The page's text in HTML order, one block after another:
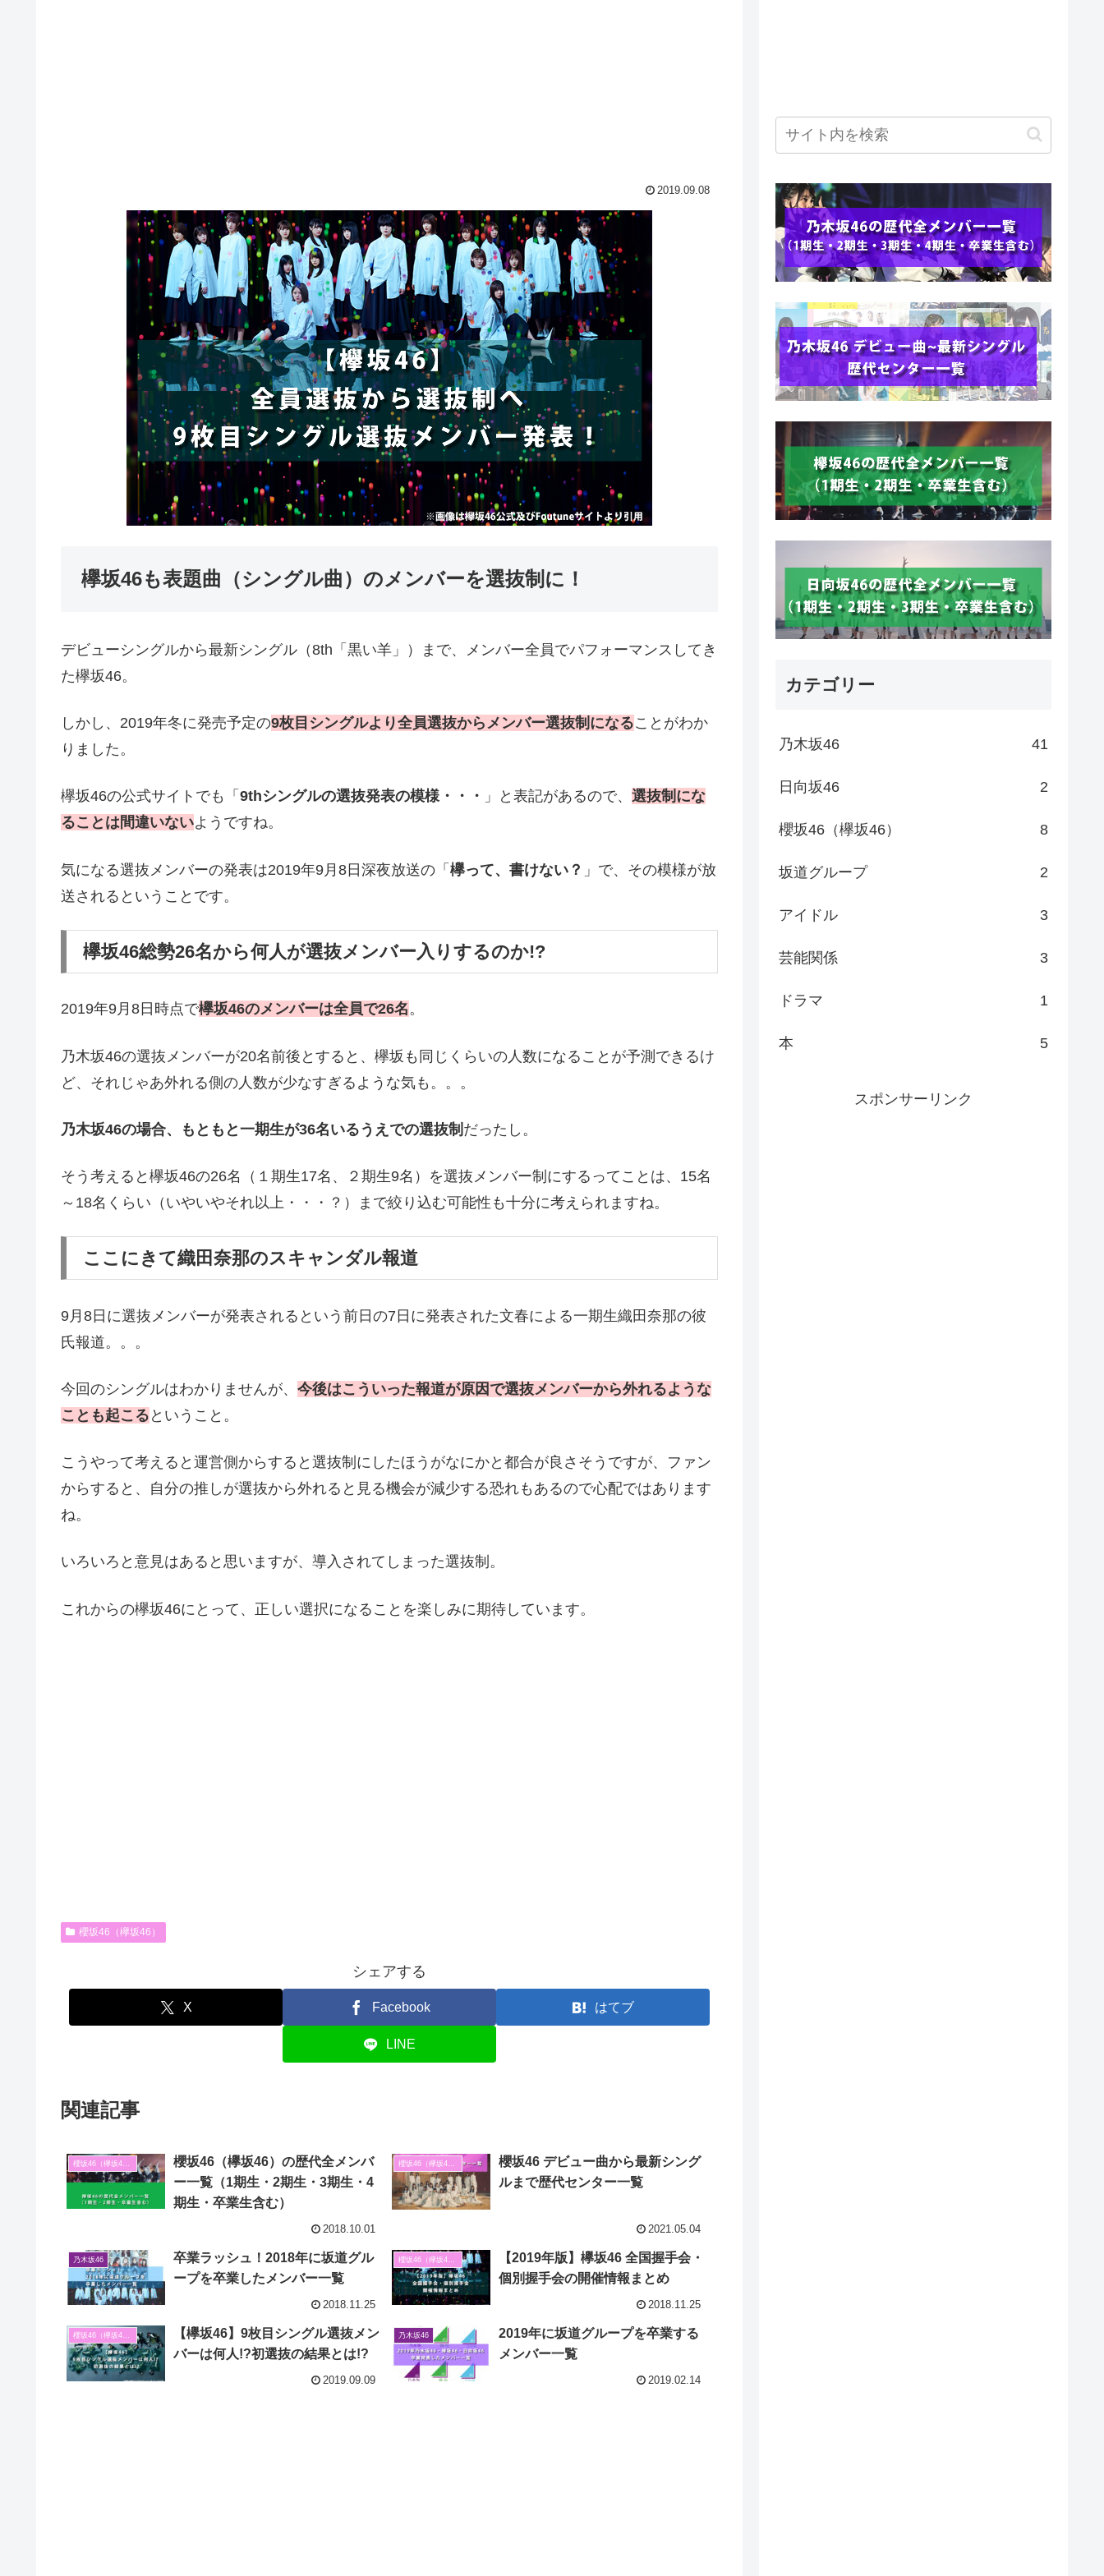
2019.09.08
欅坂46も表題曲（シングル曲）のメンバーを選抜制に！
デビューシングルから最新シングル（8th「黒い羊」）まで、メンバー全員でパフォーマンスしてき
た欅坂46。
しかし、2019年冬に発売予定の9枚目シングルより全員選抜からメンバー選抜制になることがわか
りました。
欅坂46の公式サイトでも「 9thシングルの選抜発表の模様・・・ 」と表記があるので、 選抜制にな
ることは間違いないようですね。
気になる選抜メンバーの発表は2019年9月8日深夜放送の「 欅って、書けない？ 」で、その模様が放
送されるということです。
欅坂46総勢26名から何人が選抜メンバー入りするのか!?
2019年9月8日時点で欅坂46のメンバーは全員で26名。
乃木坂46の選抜メンバーが20名前後とすると、欅坂も同じくらいの人数になることが予測できるけ
ど、それじゃあ外れる側の人数が少なすぎるような気も。。。
乃木坂46の場合、もともと一期生が36名いるうえでの選抜制 だったし。
そう考えると欅坂46の26名（１期生17名、２期生9名）を選抜メンバー制にするってことは、15名
～18名くらい（いやいやそれ以上・・・？）まで絞り込む可能性も十分に考えられますね。
ここにきて織田奈那のスキャンダル報道
9月8日に選抜メンバーが発表されるという前日の7日に発表された文春による一期生織田奈那の彼
氏報道。。。
今回のシングルはわかりませんが、 今後はこういった報道が原因で選抜メンバーから外れるような
ことも起こる ということ。
こうやって考えると運営側からすると選抜制にしたほうがなにかと都合が良さそうですが、ファン
からすると、自分の推しが選抜から外れると見る機会が減少する恐れもあるので心配ではあります
ね。
いろいろと意見はあると思いますが、導入されてしまった選抜制。
これからの欅坂46にとって、正しい選択になることを楽しみに期待しています。
櫻坂46（欅坂46）
シェアする
X Facebook はてブ
LINE
関連記事
櫻坂46（欅坂46）
櫻坂46（欅坂46）の歴代全メンバ
ー一覧（1期生・2期生・3期生・4
期生・卒業生含む）
2018.10.01
櫻坂46（欅坂46）
櫻坂46 デビュー曲から最新シング
ルまで歴代センター一覧
2021.05.04
乃木坂46
卒業ラッシュ！2018年に坂道グル
ープを卒業したメンバー一覧
2018.11.25
櫻坂46（欅坂46）
【2019年版】欅坂46 全国握手会・
個別握手会の開催情報まとめ
2018.11.25
櫻坂46（欅坂46）
【欅坂46】9枚目シングル選抜メン
バーは何人!?初選抜の結果とは!?
2019.09.09
乃木坂46
2019年に坂道グループを卒業する
メンバー一覧
2019.02.14
カテゴリー
乃木坂46 41
日向坂46 2
櫻坂46（欅坂46） 8
坂道グループ 2
アイドル 3
芸能関係 3
ドラマ 1
本 5
スポンサーリンク